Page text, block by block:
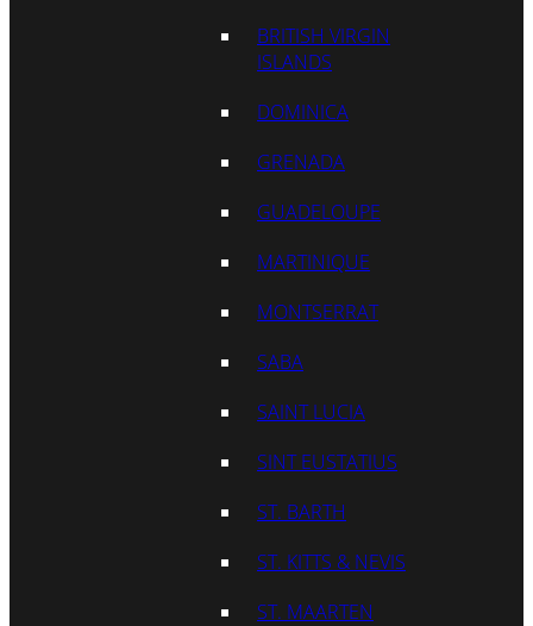
BRITISH VIRGIN
ISLANDS
DOMINICA
GRENADA
GUADELOUPE
MARTINIQUE
MONTSERRAT
SABA
SAINT LUCIA
SINT EUSTATIUS
ST. BARTH
ST. KITTS & NEVIS
ST. MAARTEN